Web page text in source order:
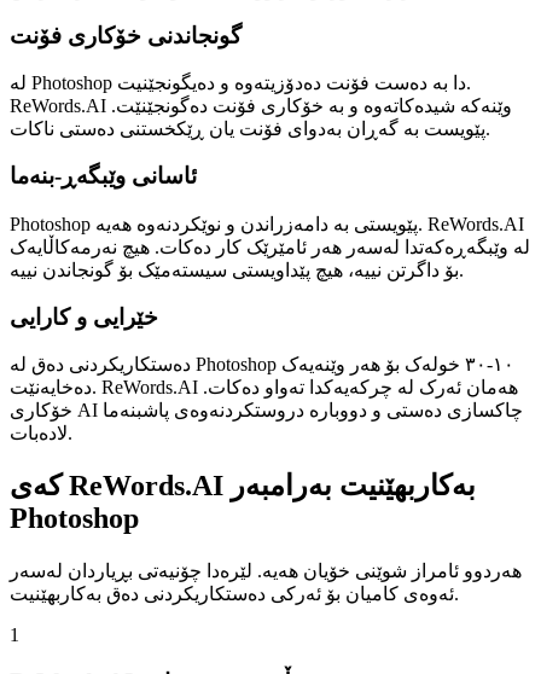
گونجاندنی خۆکاری فۆنت
لە Photoshop دا بە دەست فۆنت دەدۆزیتەوە و دەیگونجێنیت.
ReWords.AI وێنەکە شیدەکاتەوە و بە خۆکاری فۆنت دەگونجێنێت.
پێویست بە گەڕان بەدوای فۆنت یان ڕێکخستنی دەستی ناکات.
ئاسانی وێبگەڕ-بنەما
Photoshop پێویستی بە دامەزراندن و نوێکردنەوە هەیە. ReWords.AI
لە وێبگەڕەکەتدا لەسەر هەر ئامێرێک کار دەکات. هیچ نەرمەکاڵایەک
بۆ داگرتن نییە، هیچ پێداویستی سیستەمێک بۆ گونجاندن نییە.
خێرایی و کارایی
دەستکاریکردنی دەق لە Photoshop ١٠-٣٠ خولەک بۆ هەر وێنەیەک
دەخایەنێت. ReWords.AI هەمان ئەرک لە چرکەیەکدا تەواو دەکات.
خۆکاری AI چاکسازی دەستی و دووبارە دروستکردنەوەی پاشبنەما
لادەبات.
کەی ReWords.AI بەکاربهێنیت بەرامبەر
Photoshop
هەردوو ئامراز شوێنی خۆیان هەیە. لێرەدا چۆنیەتی بڕیاردان لەسەر
ئەوەی کامیان بۆ ئەرکی دەستکاریکردنی دەق بەکاربهێنیت.
1